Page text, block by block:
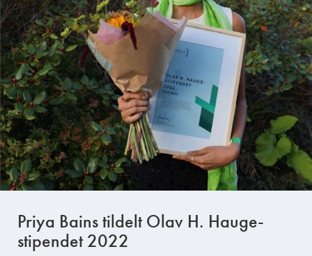
Priya Bains tildelt Olav H. Hauge-
stipendet 2022